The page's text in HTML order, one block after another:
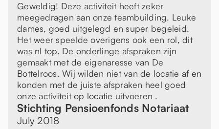
Geweldig! Deze activiteit heeft zeker
meegedragen aan onze teambuilding. Leuke
dames, goed uitgelegd en super begeleid.
Het weer speelde overigens ook een rol, dit
was nl top. De onderlinge afspraken zijn
gemaakt met de eigenaresse van De
Bottelroos. Wij wilden niet van de locatie af en
konden met de juiste afspraken heel goed
onze activiteit op locatie uitvoeren .
Stichting Pensioenfonds Notariaat
July 2018